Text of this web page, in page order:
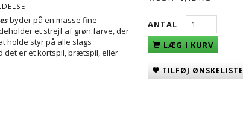
byder på en masse fine
et strejf af grøn farve, der
holde styr på alle slags
det er et kortspil, brætspil, eller
ANTAL
LÆG I KURV
TILFØJ ØNSKELISTE